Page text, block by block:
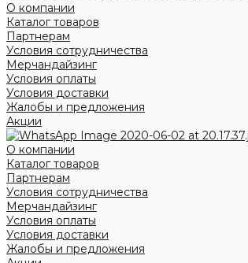
О компании
Каталог товаров
Партнерам
Условия сотрудничества
Мерчандайзинг
Условия оплаты
Условия доставки
Жалобы и предложения
Акции
О компании
Каталог товаров
Партнерам
Условия сотрудничества
Мерчандайзинг
Условия оплаты
Условия доставки
Жалобы и предложения